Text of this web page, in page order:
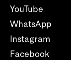
YouTube
WhatsApp
Instagram
Facebook